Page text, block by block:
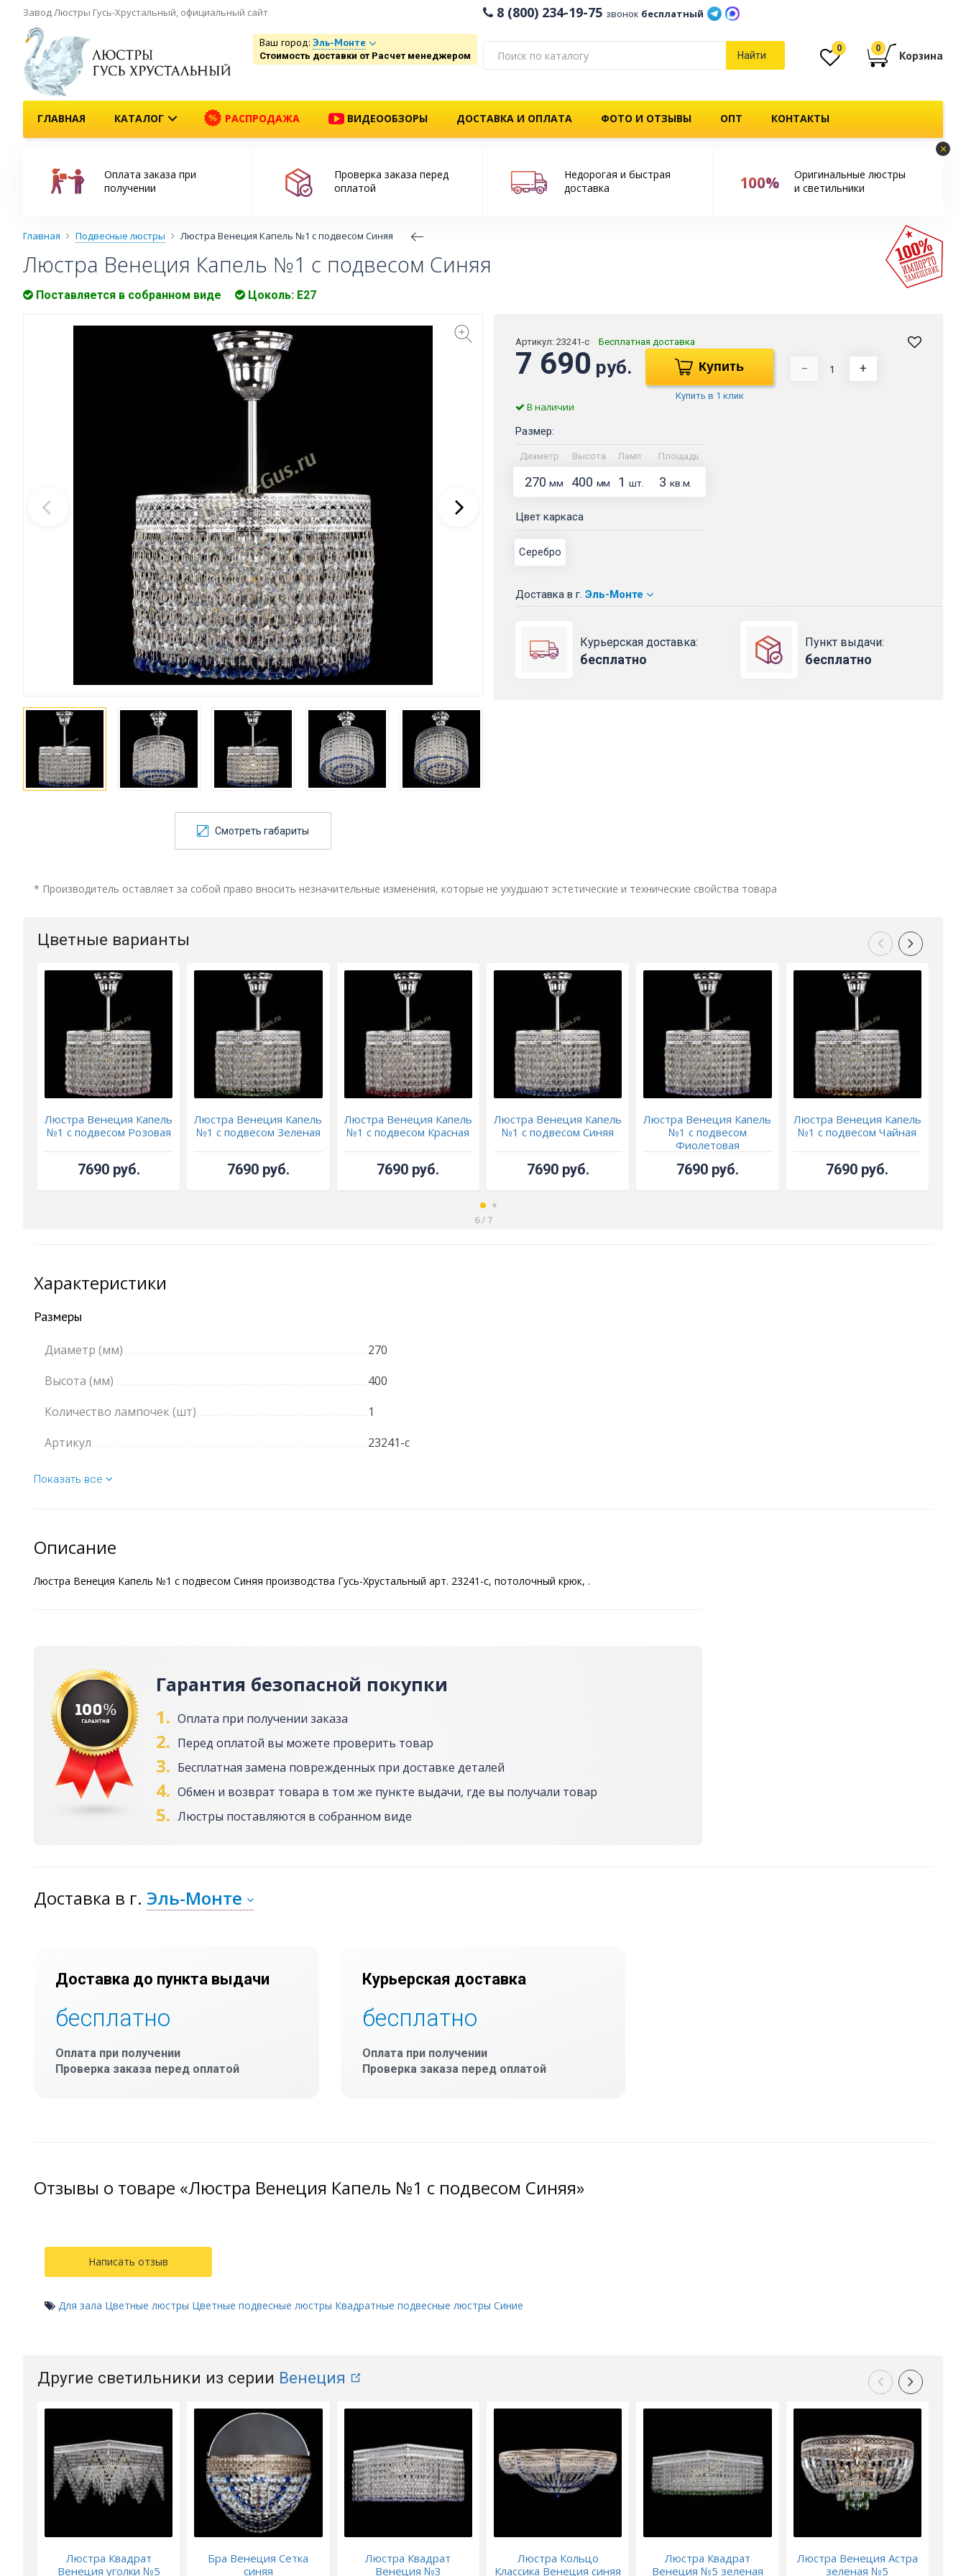
Завод Люстры Гусь-Хрустальный, официальный сайт 8 (800) 234-19-75 звонок бесплатный
Ваш город: Эль-Монте
Стоимость доставки от Расчет менеджером Найти
0 0
Корзина
ГЛАВНАЯ КАТАЛОГ РАСПРОДАЖА ВИДЕООБЗОРЫ ДОСТАВКА И ОПЛАТА ФОТО И ОТЗЫВЫ ОПТ КОНТАКТЫ
×
Оплата заказа при
получении
Проверка заказа перед
оплатой
Недорогая и быстрая
доставка
100%
Оригинальные люстры
и светильники
Главная Подвесные люстры Люстра Венеция Капель №1 с подвесом Синяя
Люстра Венеция Капель №1 с подвесом Синяя
Поставляется в собранном виде Цоколь: Е27
Смотреть габариты
Артикул: 23241-с Бесплатная доставка
7 690 руб. Купить
Купить в 1 клик
− +
В наличии
Размер:
Диаметр Высота Ламп Площадь
270мм 400 мм 1 шт. 3 кв.м.
Цвет каркаса
Серебро
Доставка в г. Эль-Монте
Курьерская доставка:
бесплатно
Пункт выдачи:
бесплатно
* Производитель оставляет за собой право вносить незначительные изменения, которые не ухудшают эстетические и технические свойства товара
Цветные варианты
Люстра Венеция Капель
№1 с подвесом Розовая
7690 руб.
Люстра Венеция Капель
№1 с подвесом Зеленая
7690 руб.
Люстра Венеция Капель
№1 с подвесом Красная
7690 руб.
Люстра Венеция Капель
№1 с подвесом Синяя
7690 руб.
Люстра Венеция Капель
№1 с подвесом
Фиолетовая
7690 руб.
Люстра Венеция Капель
№1 с подвесом Чайная
7690 руб.
6/ 7
Характеристики
Размеры
Диаметр (мм)
270
Высота (мм)
400
Количество лампочек (шт)
1
Артикул
23241-с
Показать все
Описание
Люстра Венеция Капель №1 с подвесом Синяя производства Гусь-Хрустальный арт. 23241-с, потолочный крюк, .
Гарантия безопасной покупки
1. Оплата при получении заказа
2. Перед оплатой вы можете проверить товар
3. Бесплатная замена поврежденных при доставке деталей
4. Обмен и возврат товара в том же пункте выдачи, где вы получали товар
5. Люстры поставляются в собранном виде
Доставка в г. Эль-Монте
Доставка до пункта выдачи
бесплатно
Оплата при получении
Проверка заказа перед оплатой
Курьерская доставка
бесплатно
Оплата при получении
Проверка заказа перед оплатой
Отзывы о товаре «Люстра Венеция Капель №1 с подвесом Синяя»
Написать отзыв
Для зала Цветные люстры Цветные подвесные люстры Квадратные подвесные люстры Синие
Другие светильники из серии Венеция
Люстра Квадрат
Венеция уголки №5
Бра Венеция Сетка
синяя
Люстра Квадрат
Венеция №3
Люстра Кольцо
Классика Венеция синяя
Люстра Квадрат
Венеция №5 зеленая
Люстра Венеция Астра
зеленая №5